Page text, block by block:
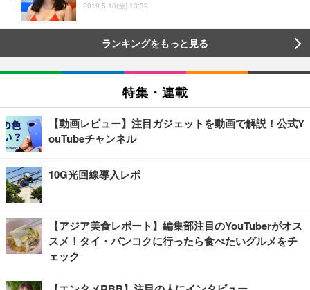
2019.5.10(金) 13:39
ランキングをもっと見る
特集・連載
【動画レビュー】注目ガジェットを動画で解説！公式Y
ouTubeチャンネル
10G光回線導入レポ
【アジア美食レポート】編集部注目のYouTuberがオス
スメ！タイ・バンコクに行ったら食べたいグルメをチ
ェック